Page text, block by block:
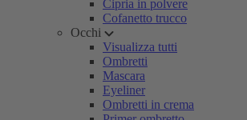
Cipria in polvere
Cofanetto trucco
Occhi
Visualizza tutti
Ombretti
Mascara
Eyeliner
Ombretti in crema